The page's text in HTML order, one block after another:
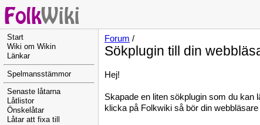
Start
Wiki om Wikin
Länkar
Spelmansstämmor
Senaste låtarna
Låtlistor
Önskelåtar
Låtar att fixa till
Forum /
Sökplugin till din
Hej!
Skapade en liten sökplugin som du kan
klicka på Folkwiki så bör din